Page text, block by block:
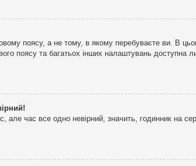
поясу, а не тому, в якому перебуваєте ви. В
поясу та багатьох інших налаштувань
час все одно невірний, значить, годинник на